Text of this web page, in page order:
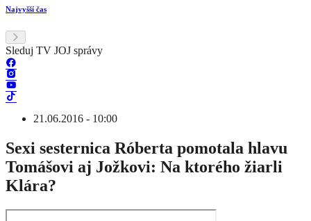
Najvyšší čas
Sleduj TV JOJ správy
21.06.2016 - 10:00
Sexi sesternica Róberta pomotala hlavu
Tomášovi aj Jožkovi: Na ktorého žiarli
Klára?